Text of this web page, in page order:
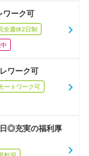
ワーク可
全週休2日制
ワーク可
ートワーク可
◎充実の福利厚